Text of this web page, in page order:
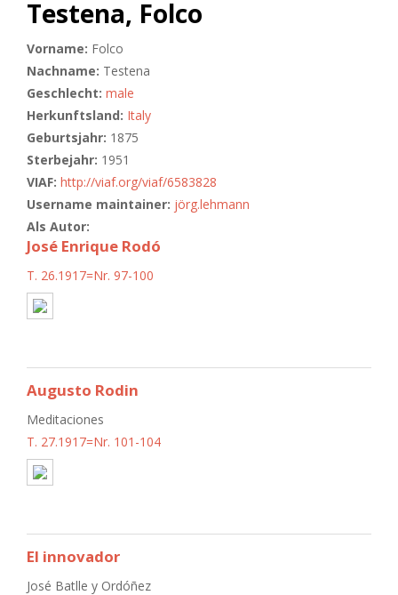
Testena, Folco
Vorname: Folco
Nachname: Testena
Geschlecht: male
Herkunftsland: Italy
Geburtsjahr: 1875
Sterbejahr: 1951
VIAF: http://viaf.org/viaf/6583828
Username maintainer: jörg.lehmann
Als Autor:
José Enrique Rodó
T. 26.1917=Nr. 97-100
Augusto Rodin
Meditaciones
T. 27.1917=Nr. 101-104
El innovador
José Batlle y Ordóñez